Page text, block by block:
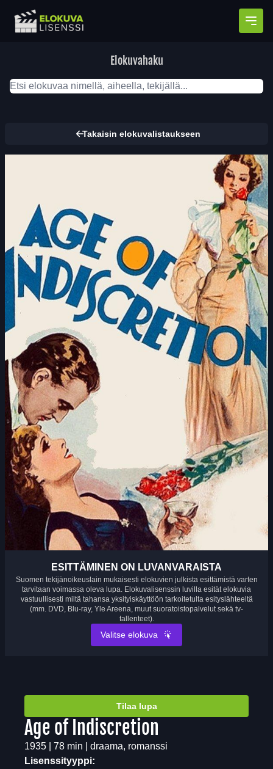
Elokuvahaku
Takaisin elokuvalistaukseen
ESITTÄMINEN ON LUVANVARAISTA
Suomen tekijänoikeuslain mukaisesti elokuvien julkista esittämistä varten
tarvitaan voimassa oleva lupa. Elokuvalisenssin luvilla esität elokuvia
vastuullisesti miltä tahansa yksityiskäyttöön tarkoitetulta esityslähteeltä
(mm. DVD, Blu-ray, Yle Areena, muut suoratoistopalvelut sekä tv-
tallenteet).
Valitse elokuva
Tilaa lupa
Age of Indiscretion
1935 | 78 min | draama, romanssi
Lisenssityyppi: